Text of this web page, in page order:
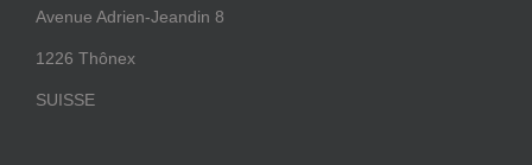
Avenue Adrien-Jeandin 8
1226 Thônex
SUISSE